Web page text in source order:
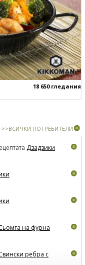
18 650 гледания
>>ВСИЧКИ ПОТРЕБИТЕЛИ
Дзадзики
на фурна
ребра с